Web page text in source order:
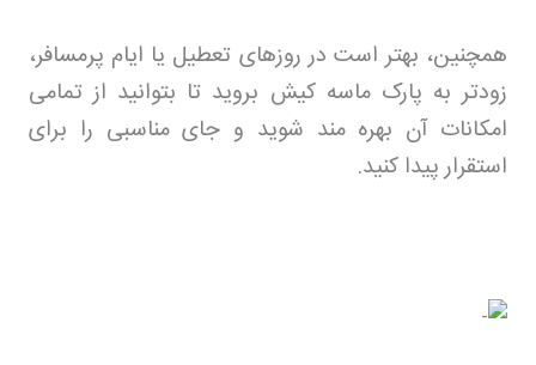
همچنین، بهتر است در روزهای تعطیل یا ایام پرمسافر،
زودتر به پارک ماسه کیش بروید تا بتوانید از تمامی
امکانات آن بهره مند شوید و جای مناسبی را برای
استقرار پیدا کنید.